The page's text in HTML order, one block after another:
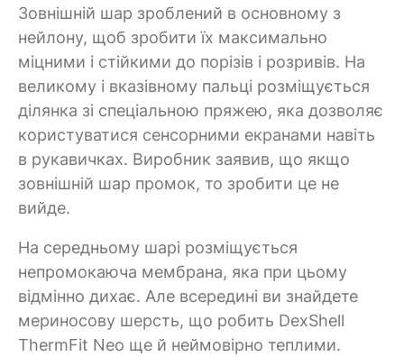
Зовнішній шар зроблений в основному з
нейлону, щоб зробити їх максимально
міцними і стійкими до порізів і розривів. На
великому і вказівному пальці розміщується
ділянка зі спеціальною пряжею, яка дозволяє
користуватися сенсорними екранами навіть
в рукавичках. Виробник заявив, що якщо
зовнішній шар промок, то зробити це не
вийде.
На середньому шарі розміщується
непромокаюча мембрана, яка при цьому
відмінно дихає. Але всередині ви знайдете
мериносову шерсть, що робить DexShell
ThermFit Neo ще й неймовірно теплими.